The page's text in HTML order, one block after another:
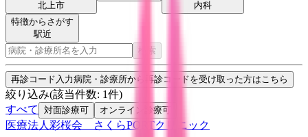
北上市
内科
特徴からさがす
駅近
検索
再診コード入力病院・診療所から再診コードを受け取った方はこちら
絞り込み(該当件数: 1件)
すべて
対面診療可 オンライン診療可
医療法人彩桜会 さくらPORTクリニック